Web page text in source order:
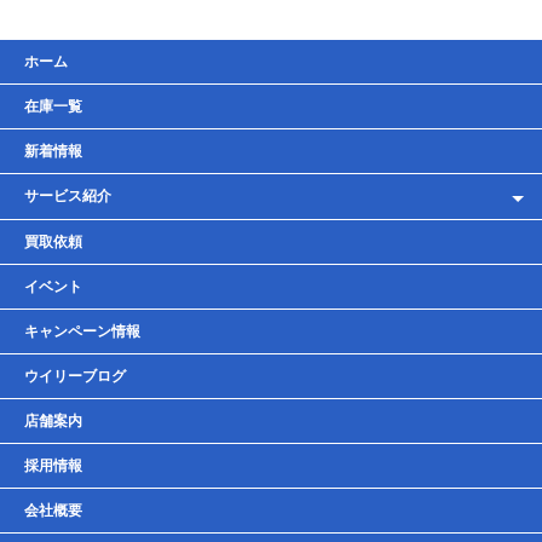
ホーム
在庫一覧
新着情報
サービス紹介
レンタルバイク
車検・点検・整備
貸しガレージ
買取依頼
イベント
キャンペーン情報
ウイリーブログ
店舗案内
採用情報
会社概要